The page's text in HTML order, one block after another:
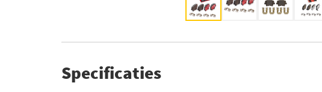
Specificaties